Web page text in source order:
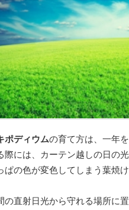
ポディウムの育て方は、一年
際には、カーテン越しの日の
ぱの色が変色してしまう葉焼
の直射日光から守れる場所に